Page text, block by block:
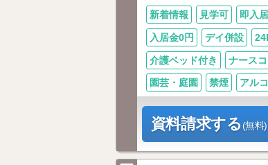
新着情報 見学可 即入
入居金0円 デイ併設
介護ベッド付き ナース
園芸・庭園 禁煙 アル
資料請求する(無料)